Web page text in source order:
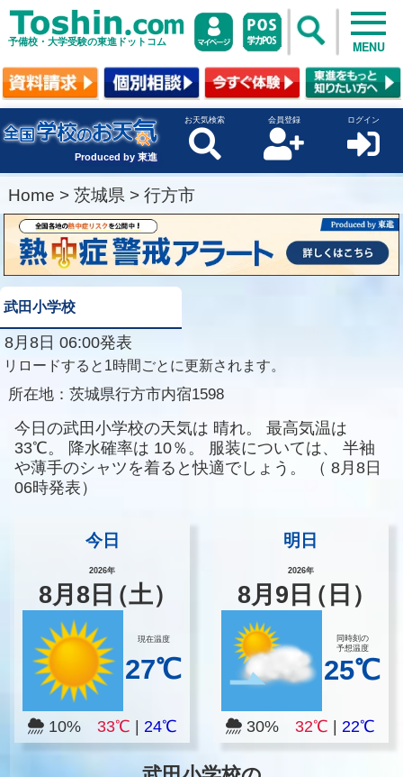
予備校・大学受験の東進ドットコム MENU
Produced by 東進
お天気検索 会員登録 ログイン
Home > 茨城県 > 行方市
武田小学校
8月8日 06:00発表
リロードすると1時間ごとに更新されます。
所在地： 茨城県行方市内宿1598
今日の武田小学校の天気は 晴れ。
最高気温は
33℃。
降水確率は 10％。 服装については、
半袖
や薄手のシャツを着ると快適でしょう。
（ 8月8日
06時発表）
今日
2026年
8月8 日（土）
現在温度
27℃
10% 33℃ 24℃
明日
2026年
8月 9 日（日）
同時刻の
予想温度
25℃
30%32℃ |22℃